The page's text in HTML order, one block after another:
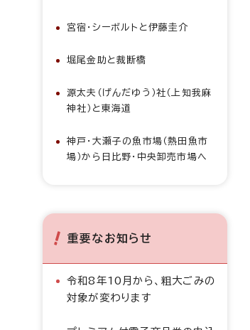
宮宿・シーボルトと伊藤圭介
堀尾金助と裁断橋
源太夫（げんだゆう）社（上知我麻
神社）と東海道
神戸・大瀬子の魚市場（熱田魚市
場）から日比野・中央卸売市場へ
重要なお知らせ
令和8年10月から、粗大ごみの
対象が変わります